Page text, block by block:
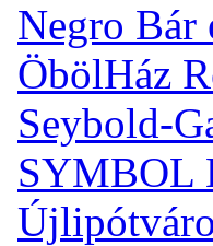
Negro Bár
ÖbölHáz
Seybold-
SYMBOL